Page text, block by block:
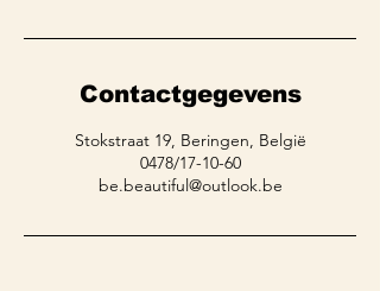
Contactgegevens
Stokstraat 19, Beringen, België
0478/17-10-60
be.beautiful@outlook.be